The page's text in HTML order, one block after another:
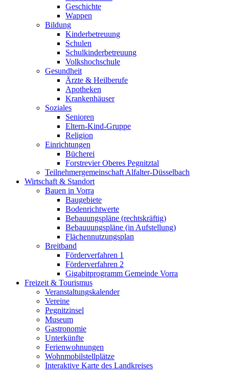
Geschichte
Wappen
Bildung
Kinderbetreuung
Schulen
Schulkinderbetreuung
Volkshochschule
Gesundheit
Ärzte & Heilberufe
Apotheken
Krankenhäuser
Soziales
Senioren
Eltern-Kind-Gruppe
Religion
Einrichtungen
Bücherei
Forstrevier Oberes Pegnitztal
Teilnehmergemeinschaft Alfalter-Düsselbach
Wirtschaft & Standort
Bauen in Vorra
Baugebiete
Bodenrichtwerte
Bebauungspläne (rechtskräftig)
Bebauuungspläne (in Aufstellung)
Flächennutzungsplan
Breitband
Förderverfahren 1
Förderverfahren 2
Gigabitprogramm Gemeinde Vorra
Freizeit & Tourismus
Veranstaltungskalender
Vereine
Pegnitzinsel
Museum
Gastronomie
Unterkünfte
Ferienwohnungen
Wohnmobilstellplätze
Interaktive Karte des Landkreises